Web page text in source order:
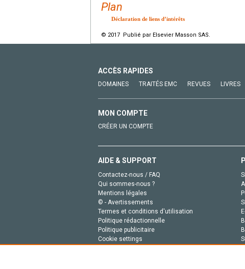
Plan
Déclaration de liens d’intérêts
© 2017 Publié par Elsevier Masson SAS.
ACCÈS RAPIDES
DOMAINES TRAITÉS EMC REVUES LIVRES
MON COMPTE
CRÉER UN COMPTE
AIDE & SUPPORT
Contactez-nous / FAQ
Qui sommes-nous ?
Mentions légales
© - Avertissements
Termes et conditions d'utilisation
Politique rédactionnelle
Politique publicitaire
Cookie settings